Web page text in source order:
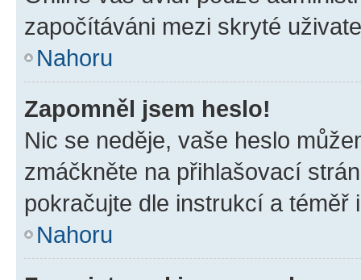
započítáváni mezi skryté
Nahoru
Zapomněl jsem heslo!
Nic se neděje, vaše heslo
zmáčkněte na přihlašovací
pokračujte dle instrukcí a téměř
Nahoru